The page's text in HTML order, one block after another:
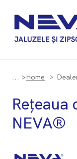
Home
Rețeaua
NEVA®